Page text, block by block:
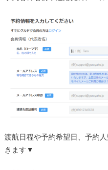
渡航日程や予約希望日、予約
きます▼